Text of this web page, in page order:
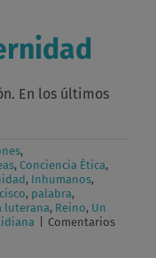
En los últimos
,
, Conciencia Ética,
, Inhumanos,
, palabra,
luterana, Reino, Un
Comentarios